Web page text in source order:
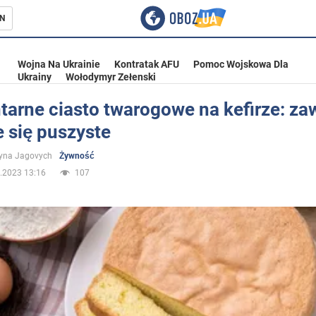
Ukrainie
Wojna Na Ukrainie Kontratak AFU
Pomoc Wojskowa Dla
Ukrainy
Wołodymyr Zełenski
ciasto twarogowe na kefirze:
się puszyste
Jagovych
Żywność
13:16
107